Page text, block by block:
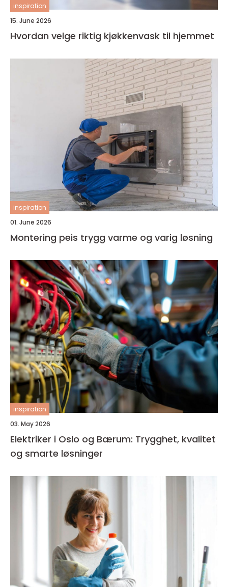
inspiration
15. June 2026
Hvordan velge riktig kjøkkenvask til hjemmet
inspiration
01. June 2026
Montering peis trygg varme og varig løsning
inspiration
03. May 2026
Elektriker i Oslo og Bærum: Trygghet, kvalitet
og smarte løsninger